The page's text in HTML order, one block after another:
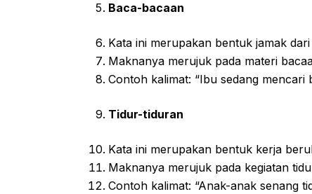
Baca-bacaan
Kata ini merupakan bentuk jamak dari
Maknanya merujuk pada materi
Contoh kalimat: “Ibu sedang
Tidur-tiduran
Kata ini merupakan bentuk kerja
Maknanya merujuk pada kegiatan
Contoh kalimat: “Anak-anak senang